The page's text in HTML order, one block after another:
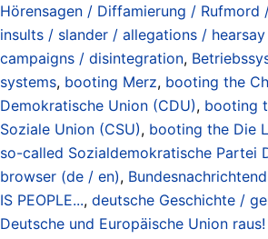
Hörensagen / Diffamierung / Rufmord
insults / slander / allegations /
campaigns / disintegration,
systems, booting Merz, booting the
Demokratische Union (CDU), booting
Soziale Union (CSU), booting the Die
so-called Sozialdemokratische Partei
browser (de / en),
IS PEOPLE..., deutsche Geschichte /
Deutsche und Europäische Union